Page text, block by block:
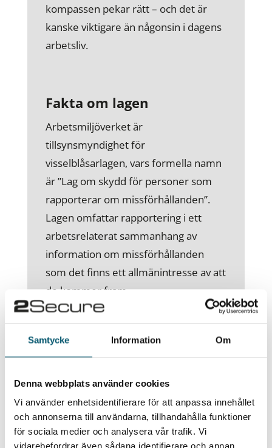
Samtycke Information Om
Denna webbplats använder cookies
Vi använder enhetsidentifierare för att anpassa innehållet
och annonserna till användarna, tillhandahålla funktioner
för sociala medier och analysera vår trafik. Vi
vidarebefordrar även sådana identifierare och annan
kompassen pekar rätt – och det är
kanske viktigare än någonsin i dagens
arbetsliv.
Fakta om lagen
Arbetsmiljöverket är
tillsynsmyndighet för
visselblåsarlagen, vars formella namn
är ”Lag om skydd för personer som
rapporterar om missförhållanden”.
Lagen omfattar rapportering i ett
arbetsrelaterat sammanhang av
information om missförhållanden
som det finns ett allmänintresse av att
de kommer fram.
anställda är skyldiga att ha interna
rapporteringskanaler och kravet kan
till exempel arbetssökande,
praktikanter, konsulter eller
aktieägare. Säkerhetsklassade